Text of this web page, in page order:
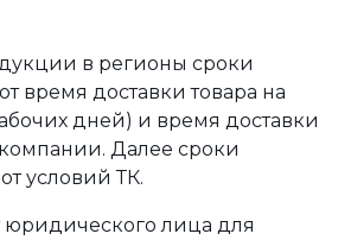
в регионы сроки
время доставки товара на
дней) и время доставки
Далее сроки
условий ТК.
юридического лица для